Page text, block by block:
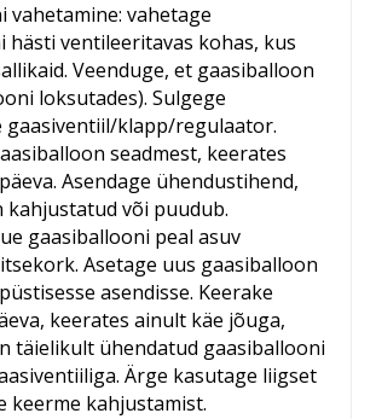
vahetamine: vahetage
hästi ventileeritavas kohas, kus
Veenduge, et gaasiballoon
loksutades). Sulgege
gaasiventiil/klapp/regulaator.
seadmest, keerates
Asendage ühendustihend,
kahjustatud või puudub.
gaasiballooni peal asuv
Asetage uus gaasiballoon
asendisse. Keerake
keerates ainult käe jõuga,
täielikult ühendatud gaasiballooni
Ärge kasutage liigset
keerme kahjustamist.